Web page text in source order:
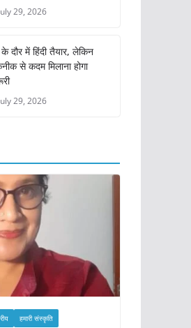
29, 2026
दौर में हिंदी तैयार, लेकिन
से कदम मिलाना होगा
29, 2026
हमारी संस्कृति